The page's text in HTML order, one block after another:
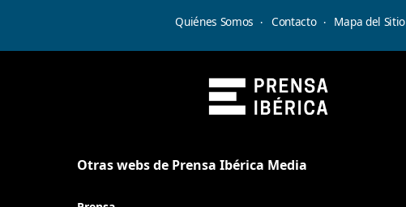
Quiénes Somos Contacto Mapa del Sitio
Otras webs de Prensa Ibérica Media